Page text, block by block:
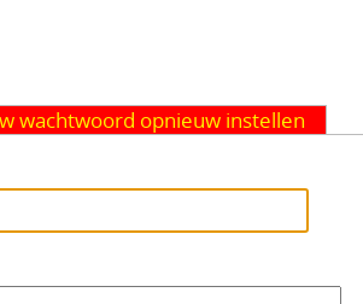
wachtwoord opnieuw instellen